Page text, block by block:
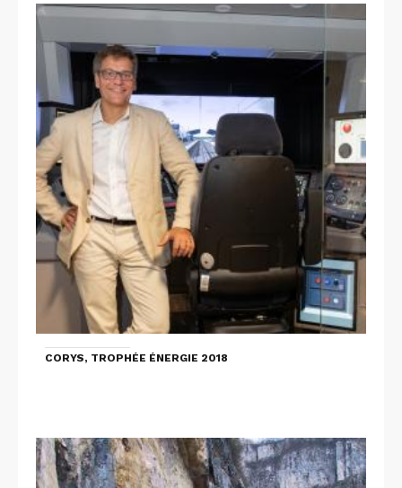
CORYS, TROPHÉE ÉNERGIE 2018